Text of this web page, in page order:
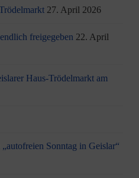
27. April 2026
freigegeben 22. April
Haus-Trödelmarkt am
Sonntag in Geislar“